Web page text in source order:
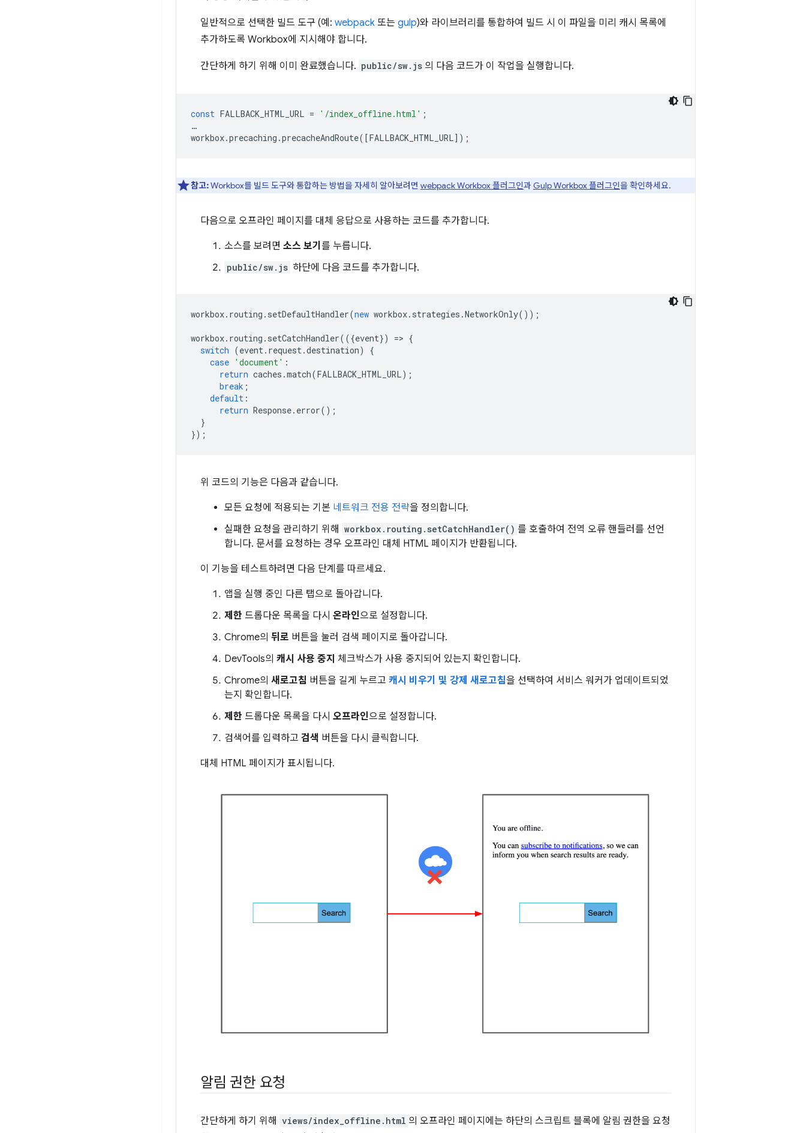
일반적으로 선택한 빌드 도구 (예: webpack 또는 gulp)와 라이브러리를 통합하여 빌드 시 이 파일을 미리 캐시 목록에
추가하도록 Workbox에 지시해야 합니다.
간단하게 하기 위해 이미 완료했습니다. public/sw.js 의 다음 코드가 이 작업을 실행합니다.
const FALLBACK_HTML_URL = '/index_offline.html' ;
…
workbox.precaching .precacheAndRoute([FALLBACK_HTML_URL]);
참고:Workbox를 빌드 도구와 통합하는 방법을 자세히 알아보려면 webpack Workbox 플러그인과 Gulp Workbox 플러그인을 확인하세요.
다음으로 오프라인 페이지를 대체 응답으로 사용하는 코드를 추가합니다.
소스를 보려면 소스 보기 를 누릅니다.
public/sw.js 하단에 다음 코드를 추가합니다.
workbox. routing . setDefaultHandler(new workbox. strategies .NetworkOnly());
workbox. routing . setCatchHandler(({event}) => {
switch (event. request.destination)
{
case 'document' :
return caches .match(FALLBACK_HTML_URL);
break ;
default :
return Response. error();
}
});
위 코드의 기능은 다음과 같습니다.
모든 요청에 적용되는 기본 네트워크 전용 전략을 정의합니다.
실패한 요청을 관리하기 위해 workbox.routing.setCatchHandler() 를 호출하여 전역 오류 핸들러를 선언
합니다. 문서를 요청하는 경우 오프라인 대체 HTML 페이지가 반환됩니다.
이 기능을 테스트하려면 다음 단계를 따르세요.
앱을 실행 중인 다른 탭으로 돌아갑니다.
제한 드롭다운 목록을 다시 온라인으로 설정합니다.
Chrome의 뒤로 버튼을 눌러 검색 페이지로 돌아갑니다.
DevTools의 캐시 사용 중지 체크박스가 사용 중지되어 있는지 확인합니다.
Chrome의 새로고침 버튼을 길게 누르고 캐시 비우기 및 강제 새로고침을 선택하여 서비스 워커가 업데이트되었
는지 확인합니다.
제한 드롭다운 목록을 다시 오프라인으로 설정합니다.
검색어를 입력하고 검색 버튼을 다시 클릭합니다.
대체 HTML 페이지가 표시됩니다.
알림 권한 요청
간단하게 하기 위해 views/index_offline.html 의 오프라인 페이지에는 하단의 스크립트 블록에 알림 권한을 요청